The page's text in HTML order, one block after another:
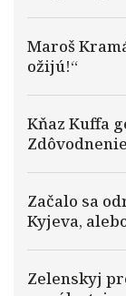
Maroš
ožijú!“
Kňaz Kuffa
Začalo sa
Kyjeva,
Zelenskyj